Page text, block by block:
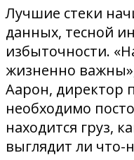
Лучшие стеки
данных, тесной
избыточности.
жизненно
Аарон, директор
необходимо
находится груз,
выглядит ли